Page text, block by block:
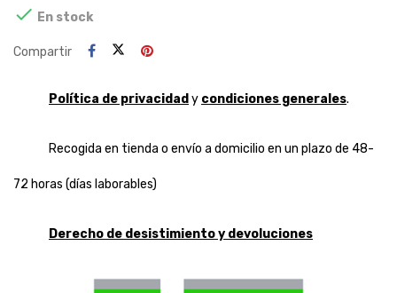
 En stock
Compartir
Política de privacidad y condiciones generales.
Recogida en tienda o envío a domicilio en un plazo de 48-
72 horas (días laborables)
Derecho de desistimiento y devoluciones